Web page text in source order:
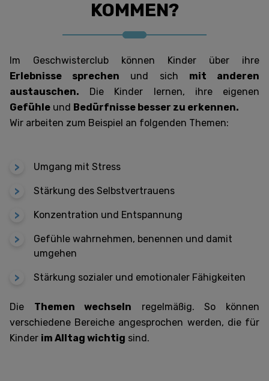
KOMMEN?
Im Geschwisterclub können Kinder über ihre
Erlebnisse sprechen und sich mit anderen
austauschen. Die Kinder lernen, ihre eigenen
Gefühle und Bedürfnisse besser zu erkennen.
Wir arbeiten zum Beispiel an folgenden Themen:
Umgang mit Stress
Stärkung des Selbstvertrauens
Konzentration und Entspannung
Gefühle wahrnehmen, benennen und damit
umgehen
Stärkung sozialer und emotionaler Fähigkeiten
Die Themen wechseln regelmäßig. So können
verschiedene Bereiche angesprochen werden, die für
Kinder im Alltag wichtig sind.